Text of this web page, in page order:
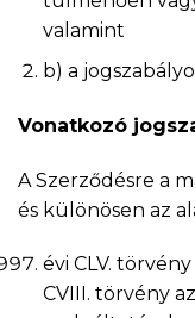
valamint
b) a
Vonatkozó
A Szerződésre a
és különösen az
évi CLV.
CVIII. törvény